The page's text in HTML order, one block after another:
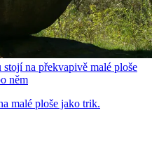
na překvapivě malé ploše
něm
malé ploše jako trik.